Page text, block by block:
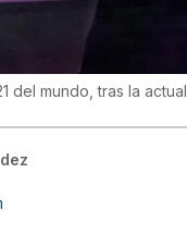
del mundo, tras la